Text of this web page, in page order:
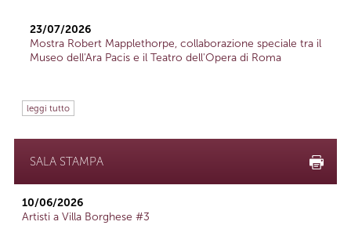
23/07/2026
Mostra Robert Mapplethorpe, collaborazione speciale tra il
Museo dell'Ara Pacis e il Teatro dell'Opera di Roma
leggi tutto
SALA STAMPA
10/06/2026
Artisti a Villa Borghese #3